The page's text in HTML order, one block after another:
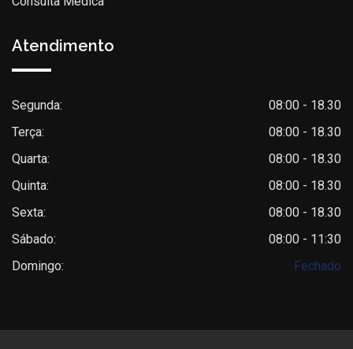
Atendimento
Segunda:
08:00 - 18.30
Terça:
08:00 - 18.30
Quarta:
08:00 - 18.30
Quinta:
08:00 - 18.30
Sexta:
08:00 - 18.30
Sábado:
08:00 - 11:30
Domingo:
Fechado